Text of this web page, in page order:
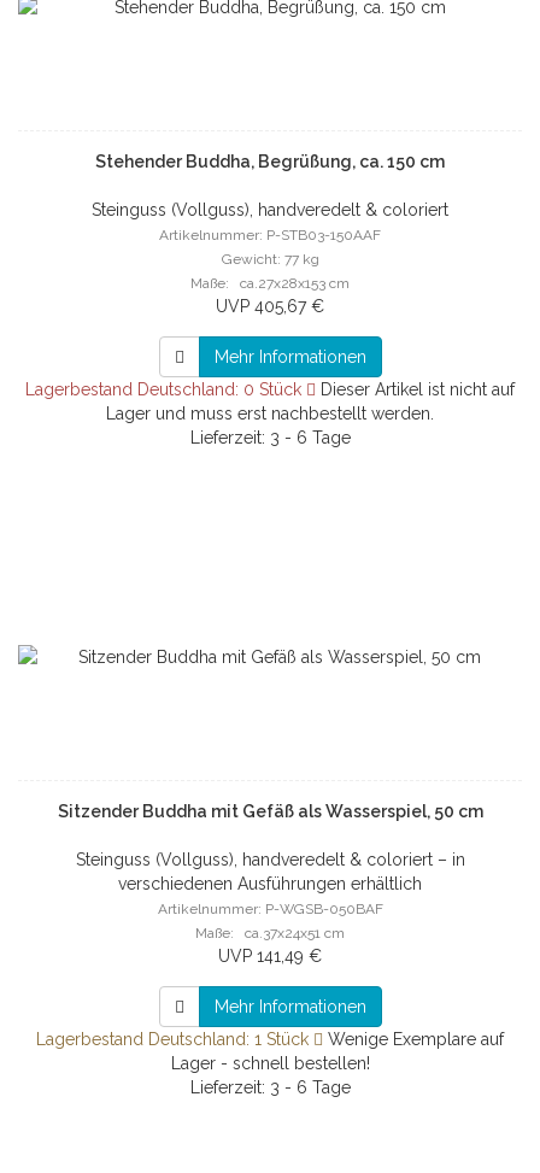
Stehender Buddha, Begrüßung, ca. 150 cm
Steinguss (Vollguss), handveredelt & coloriert
Artikelnummer: P-STB03-150AAF
Gewicht: 77 kg
Maße: ca.27x28x153 cm
UVP 405,67 €
Mehr Informationen
Lagerbestand Deutschland: 0 Stück
Dieser Artikel ist nicht auf
Lager und muss erst nachbestellt werden.
Lieferzeit: 3 - 6 Tage
Sitzender Buddha mit Gefäß als Wasserspiel, 50 cm
Steinguss (Vollguss), handveredelt & coloriert – in
verschiedenen Ausführungen erhältlich
Artikelnummer: P-WGSB-050BAF
Maße: ca.37x24x51 cm
UVP 141,49 €
Mehr Informationen
Lagerbestand Deutschland: 1 Stück
Wenige Exemplare auf
Lager - schnell bestellen!
Lieferzeit: 3 - 6 Tage